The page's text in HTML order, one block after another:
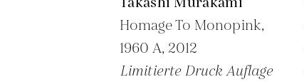
Homage To Monopink,
1960 A, 2012
Limitierte Druck Auflage